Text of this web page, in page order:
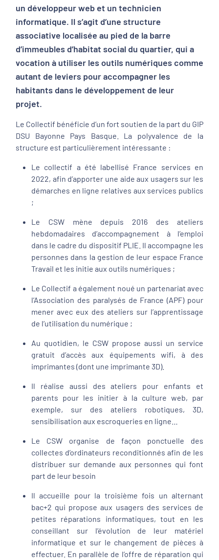
un développeur web et un technicien
informatique. Il s’agit d’une structure
associative localisée au pied de la barre
d’immeubles d’habitat social du quartier, qui a
vocation à utiliser les outils numériques comme
autant de leviers pour accompagner les
habitants dans le développement de leur
projet.
Le Collectif bénéficie d’un fort soutien de la part du GIP
DSU Bayonne Pays Basque. La polyvalence de la
structure est particulièrement intéressante :
Le collectif a été labellisé France services en
2022, afin d’apporter une aide aux usagers sur les
démarches en ligne relatives aux services publics
;
Le CSW mène depuis 2016 des ateliers
hebdomadaires d’accompagnement à l’emploi
dans le cadre du dispositif PLIE. Il accompagne les
personnes dans la gestion de leur espace France
Travail et les initie aux outils numériques ;
Le Collectif a également noué un partenariat avec
l’Association des paralysés de France (APF) pour
mener avec eux des ateliers sur l’apprentissage
de l’utilisation du numérique ;
Au quotidien, le CSW propose aussi un service
gratuit d’accès aux équipements wifi, à des
imprimantes (dont une imprimante 3D).
Il réalise aussi des ateliers pour enfants et
parents pour les initier à la culture web, par
exemple, sur des ateliers robotiques, 3D,
sensibilisation aux escroqueries en ligne…
Le CSW organise de façon ponctuelle des
collectes d’ordinateurs reconditionnés afin de les
distribuer sur demande aux personnes qui font
part de leur besoin
Il accueille pour la troisième fois un alternant
bac+2 qui propose aux usagers des services de
petites réparations informatiques, tout en les
conseillant sur l’évolution de leur matériel
informatique et sur le changement de pièces à
effectuer. En parallèle de l’offre de réparation qui